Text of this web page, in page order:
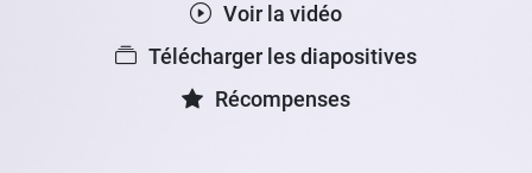
Voir la vidéo
Télécharger les diapositives
Récompenses